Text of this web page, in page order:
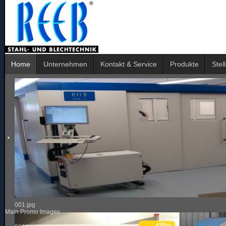
Home Unternehmen Kontakt & Service Produkte
001.jpg
Main Promo Images